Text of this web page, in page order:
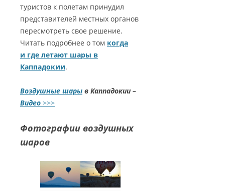
туристов к полетам принудил
представителей местных органов
пересмотреть свое решение.
Читать подробнее о том когда
и где летают шары в
Каппадокии.
Воздушные шары в Каппадокии –
Видео >>>
Фотографии воздушных
шаров